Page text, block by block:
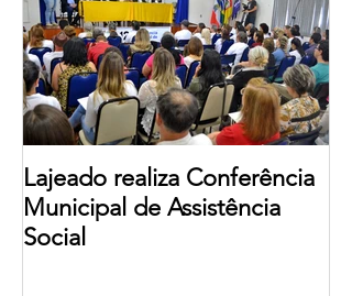
Lajeado realiza Conferência
Municipal de Assistência
Social